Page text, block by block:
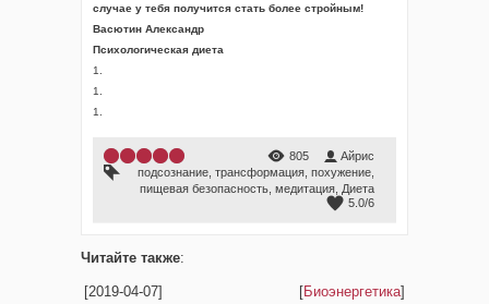
случае у тебя получится стать более стройным!
Васютин Александр
Психологическая диета
1.
1.
1.
805
Айрис
подсознание трансформация похужение
пищевая безопасность медитация Диета
5.0/6
Читайте также:
[2019-04-07] [Биоэнергетика]